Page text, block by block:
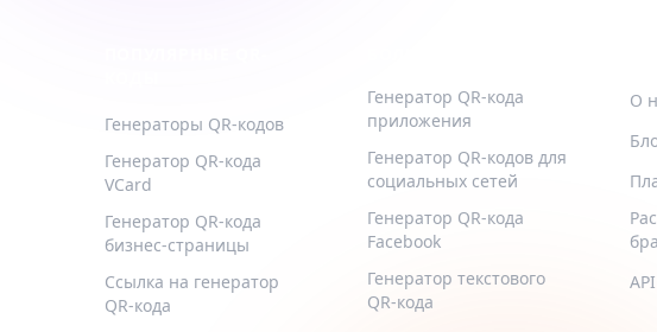
Генераторы QR-кодов
Генератор QR-кода
VCard
Генератор QR-кода
бизнес-страницы
Ссылка на генератор
QR-кода
Генератор QR-кода
приложения
Генератор QR-кодов для
социальных сетей
Генератор QR-кода
Facebook
Генератор текстового
QR-кода
О